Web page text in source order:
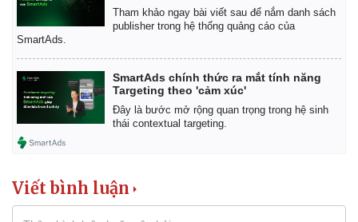
Tham khảo ngay bài viết sau để nắm danh sách
publisher trong hệ thống quảng cáo của
SmartAds.
SmartAds chính thức ra mắt tính năng
Targeting theo 'cảm xúc'
Đây là bước mở rộng quan trọng trong hệ sinh
thái contextual targeting.
Viết bình luận